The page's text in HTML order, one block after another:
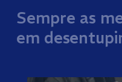
Sempre as
em